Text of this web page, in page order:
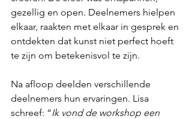
gezellig en open. Deelnemers hielpen
elkaar, raakten met elkaar in gesprek en
ontdekten dat kunst niet perfect hoeft
te zijn om betekenisvol te zijn.
Na afloop deelden verschillende
deelnemers hun ervaringen. Lisa
schreef: “Ik vond de workshop een